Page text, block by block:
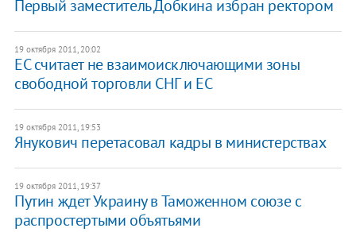
Первый заместитель Добкина избран ректором
19 октября 2011, 20:02
ЕС считает не взаимоисключающими зоны
свободной торговли СНГ и ЕС
19 октября 2011, 19:53
Янукович перетасовал кадры в министерствах
19 октября 2011, 19:37
Путин ждет Украину в Таможенном союзе с
распростертыми объятьями